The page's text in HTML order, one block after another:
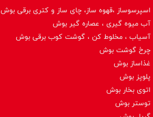
اسپرسوساز ،قهوه ساز، چای ساز و کتری برقی بوش
آب میوه گیری ، عصاره گیر بوش
آسیاب ، مخلوط کن ، گوشت کوب برقی بوش
چرخ گوشت بوش
غذاساز بوش
پلوپز بوش
اتوی بخار بوش
توستر بوش